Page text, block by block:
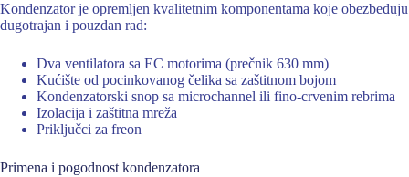
Kondenzator je opremljen kvalitetnim komponentama koje obezbeđuju
dugotrajan i pouzdan rad:
Dva ventilatora sa EC motorima (prečnik 630 mm)
Kućište od pocinkovanog čelika sa zaštitnom bojom
Kondenzatorski snop sa microchannel ili fino-crvenim rebrima
Izolacija i zaštitna mreža
Priključci za freon
Primena i pogodnost kondenzatora